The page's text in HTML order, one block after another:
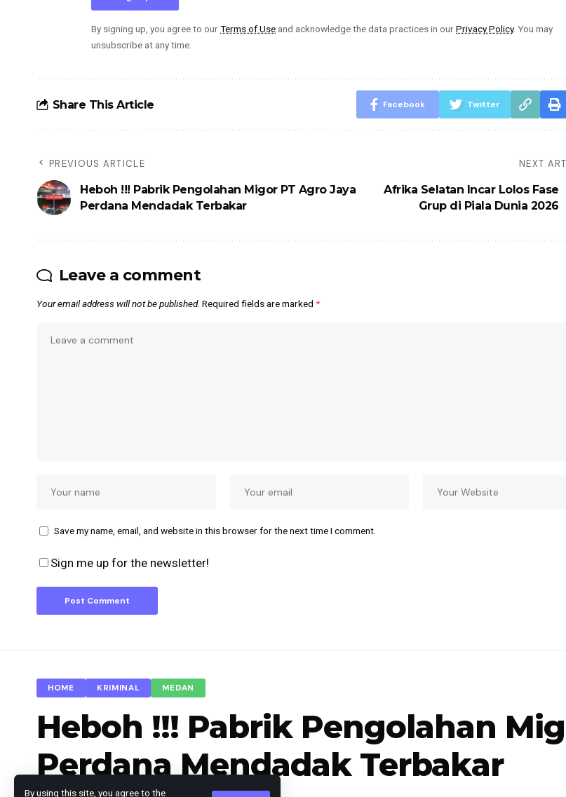
By using this site, you agree to the
By signing up, you agree to ourTerms of Use and acknowledge the data practices in ourPrivacy Policy. You may
unsubscribe at any time.
Share This Article Facebook Twitter
PREVIOUS ARTICLE
Heboh !!! Pabrik Pengolahan Migor PT Agro Jaya
Perdana Mendadak Terbakar
NEXT
Afrika Selatan Incar Lolos Fase
Grup di Piala Dunia 2026
Leave a comment
Your email address will not be published. Required fields are marked *
Save my name, email, and website in this browser for the next time I comment.
Sign me up for the newsletter!
HOME KRIMINAL MEDAN
Heboh !!! Pabrik Pengolahan
Perdana Mendadak Terbakar